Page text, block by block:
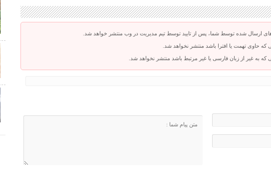
های ارسال شده توسط شما، پس از تایید توسط تیم مدیریت در وب منتشر خواهد شد.
که حاوی تهمت یا افترا باشد منتشر نخواهد شد.
که به غیر از زبان فارسی یا غیر مرتبط باشد منتشر نخواهد شد.